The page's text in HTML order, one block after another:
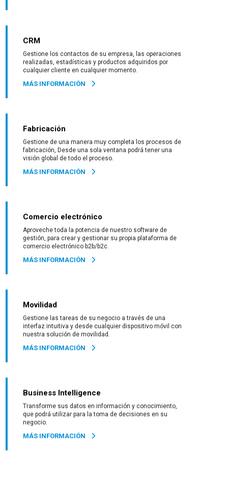
CRM
Gestione los contactos de su empresa, las operaciones
realizadas, estadísticas y productos adquiridos por
cualquier cliente en cualquier momento.
MÁS INFORMACIÓN
Fabricación
Gestione de una manera muy completa los procesos de
fabricación, Desde una sola ventana podrá tener una
visión global de todo el proceso.
MÁS INFORMACIÓN
Comercio electrónico
Aproveche toda la potencia de nuestro software de
gestión, para crear y gestionar su propia plataforma de
comercio electrónico b2b/b2c.
MÁS INFORMACIÓN
Movilidad
Gestione las tareas de su negocio a través de una
interfaz intuitiva y desde cualquier dispositivo móvil con
nuestra solución de movilidad.
MÁS INFORMACIÓN
Business Intelligence
Transforme sus datos en información y conocimiento,
que podrá utilizar para la toma de decisiones en su
negocio.
MÁS INFORMACIÓN